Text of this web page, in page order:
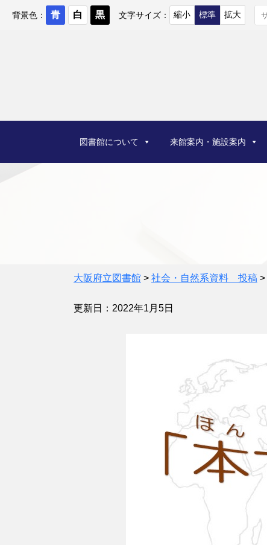
図書館について 来館案内・施設案内
背景色： 文字サイズ：
大阪府立図書館 > 社会・自然系資料 投稿 >
更新日：2022年1月5日